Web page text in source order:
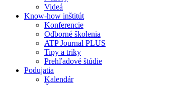
Videá
Know-how inštitút
Konferencie
Odborné školenia
ATP Journal PLUS
Tipy a triky
Prehľadové štúdie
Podujatia
Kalendár